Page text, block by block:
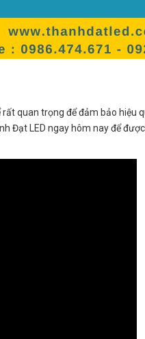
quan trọng để đảm bảo hiệu
Đạt LED ngay hôm nay để